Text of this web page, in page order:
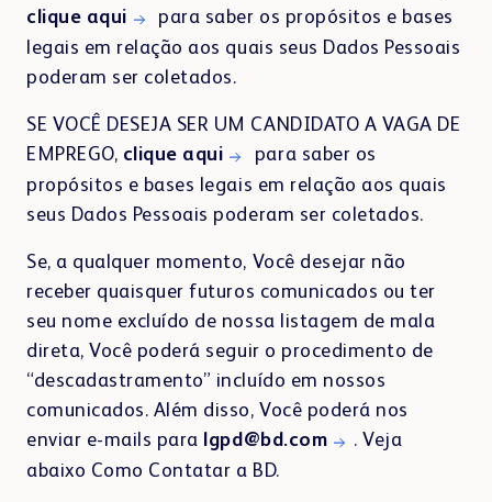
clique aqui
para saber os propósitos e bases
legais em relação aos quais seus Dados Pessoais
poderam ser coletados.
SE VOCÊ DESEJA SER UM CANDIDATO A VAGA DE
EMPREGO, clique aqui
para saber os
propósitos e bases legais em relação aos quais
seus Dados Pessoais poderam ser coletados.
Se, a qualquer momento, Você desejar não
receber quaisquer futuros comunicados ou ter
seu nome excluído de nossa listagem de mala
direta, Você poderá seguir o procedimento de
“descadastramento” incluído em nossos
comunicados. Além disso, Você poderá nos
enviar e-mails para
lgpd@bd.com
. Veja
abaixo Como Contatar a BD.